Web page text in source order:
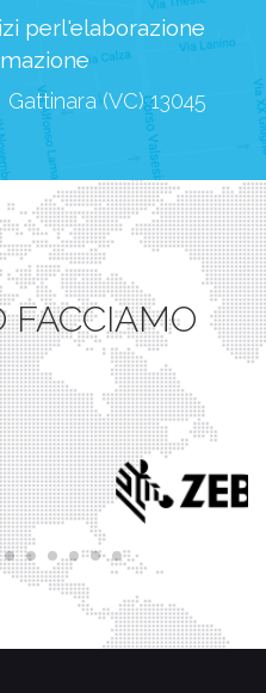
perl'elaborazione
(VC) 13045